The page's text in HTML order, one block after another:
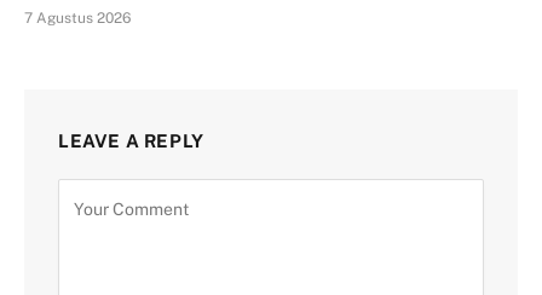
7 Agustus 2026
LEAVE A REPLY